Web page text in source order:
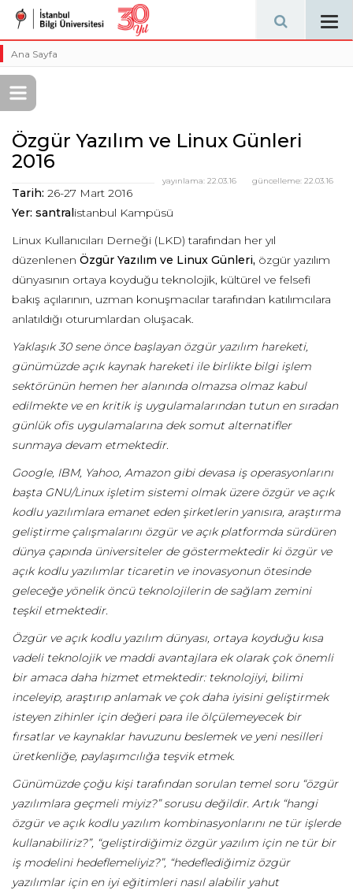
Ana Sayfa
Özgür Yazılım ve Linux Günleri
2016
güncelleme: 22.03.16
yayınlama: 22.03.16
Tarih: 26-27 Mart 2016
Yer: santralistanbul Kampüsü
Linux Kullanıcıları Derneği (LKD) tarafından her yıl
düzenlenen Özgür Yazılım ve Linux Günleri, özgür yazılım
dünyasının ortaya koyduğu teknolojik, kültürel ve felsefi
bakış açılarının, uzman konuşmacılar tarafından katılımcılara
anlatıldığı oturumlardan oluşacak.
Yaklaşık 30 sene önce başlayan özgür yazılım hareketi,
günümüzde açık kaynak hareketi ile birlikte bilgi işlem
sektörünün hemen her alanında olmazsa olmaz kabul
edilmekte ve en kritik iş uygulamalarından tutun en sıradan
günlük ofis uygulamalarına dek somut alternatifler
sunmaya devam etmektedir.
Google, IBM, Yahoo, Amazon gibi devasa iş operasyonlarını
başta GNU/Linux işletim sistemi olmak üzere özgür ve açık
kodlu yazılımlara emanet eden şirketlerin yanısıra, araştırma
geliştirme çalışmalarını özgür ve açık platformda sürdüren
dünya çapında üniversiteler de göstermektedir ki özgür ve
açık kodlu yazılımlar ticaretin ve inovasyonun ötesinde
geleceğe yönelik öncü teknolojilerin de sağlam zemini
teşkil etmektedir.
Özgür ve açık kodlu yazılım dünyası, ortaya koyduğu kısa
vadeli teknolojik ve maddi avantajlara ek olarak çok önemli
bir amaca daha hizmet etmektedir: teknolojiyi, bilimi
inceleyip, araştırıp anlamak ve çok daha iyisini geliştirmek
isteyen zihinler için değeri para ile ölçülemeyecek bir
fırsatlar ve kaynaklar havuzunu beslemek ve yeni nesilleri
üretkenliğe, paylaşımcılığa teşvik etmek.
Günümüzde çoğu kişi tarafından sorulan temel soru “özgür
yazılımlara geçmeli miyiz?” sorusu değildir. Artık “hangi
özgür ve açık kodlu yazılım kombinasyonlarını ne tür işlerde
kullanabiliriz?”, “geliştirdiğimiz özgür yazılım için ne tür bir
iş modelini hedeflemeliyiz?”, “hedeflediğimiz özgür
yazılımlar için en iyi eğitimleri nasıl alabilir yahut